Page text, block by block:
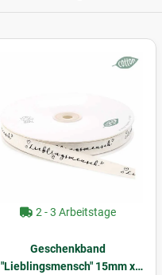
2 - 3 Arbeitstage
Geschenkband
"Lieblingsmensch" 15mm x